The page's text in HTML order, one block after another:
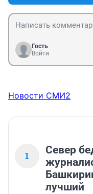
Гость
Войти
Новости СМИ2
1
Север
лучший